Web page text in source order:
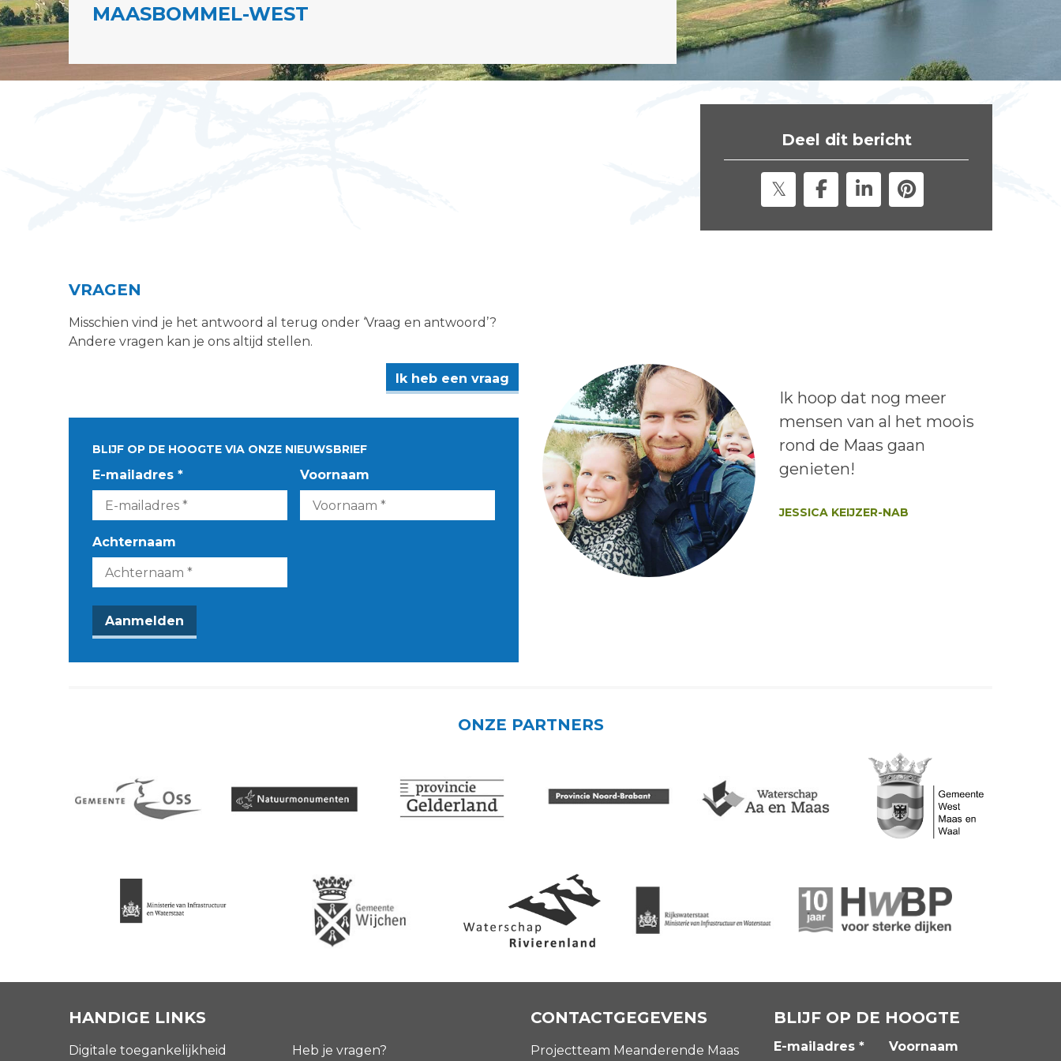
MAASBOMMEL-WEST
Deel dit bericht
VRAGEN
Misschien vind je het antwoord al terug onder ‘Vraag en antwoord’?
Andere vragen kan je ons altijd stellen.
Ik heb een vraag
BLIJF OP DE HOOGTE VIA ONZE NIEUWSBRIEF
E-mailadres * Voornaam
Achternaam
Lees het bericht:
Ik hoop dat nog meer
mensen van al het moois
rond de Maas gaan
genieten!
JESSICA KEIJZER-NAB
ONZE PARTNERS
HANDIGE LINKS
Digitale toegankelijkheid Heb je vragen?
CONTACTGEGEVENS
Projectteam Meanderende Maas
BLIJF OP DE HOOGTE
E-mailadres * Voornaam